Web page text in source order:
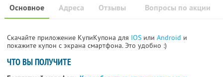
Основное Отзывы Вопросы по акции
Адреса
Скачайте приложение КупиКупона для IOS или Android и
покажите купон с экрана смартфона. Это удобно :)
ЧТО ВЫ ПОЛУЧИТЕ